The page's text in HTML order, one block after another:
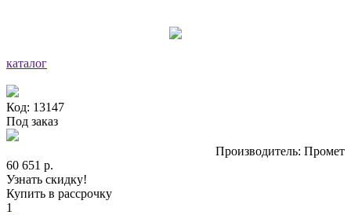
каталог
Код: 13147
Под заказ
Производитель: Промет
60 651 р.
Узнать скидку!
Купить в рассрочку
1